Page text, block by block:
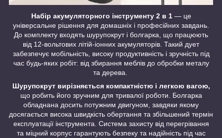
Набір акумуляторного інструменту 2 в 1 — це
універсальне рішення для домашніх і професійних завдань.
До комплекту входять шурупокрут і болгарка, що працюють
від 12-вольтових літій-іонних акумуляторів. Такий дует
забезпечує мобільність, високу продуктивність і зручність під
час будь-яких робіт: від збирання меблів до обробки металу
та дерева.
Шурупокрут вирізняється компактністю і легкою вагою,
що робить його зручним для тривалої роботи. Болгарка
обладнана досить потужним двигуном, завдяки якому
досягається висока швидкість обертання та збільшений термін
експлуатації інструмента. Система захисту від перегрівання
та міцний корпус гарантують безпеку та надійність під час